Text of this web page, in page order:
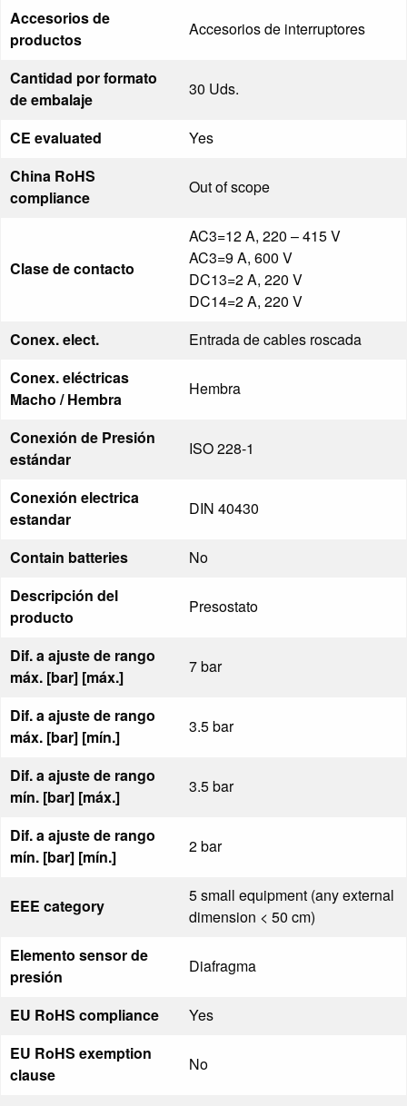
Accesorios de
productos
Accesorios de interruptores
Cantidad por formato
de embalaje
30 Uds.
CE evaluated
Yes
China RoHS
compliance
Out of scope
Clase de contacto
AC3=12 A, 220 – 415 V
AC3=9 A, 600 V
DC13=2 A, 220 V
DC14=2 A, 220 V
Conex. elect.
Entrada de cables roscada
Conex. eléctricas
Macho / Hembra
Hembra
Conexión de Presión
estándar
ISO 228-1
Conexión electrica
estandar
DIN 40430
Contain batteries
No
Descripción del
producto
Presostato
Dif. a ajuste de rango
máx. [bar] [máx.]
7 bar
Dif. a ajuste de rango
máx. [bar] [mín.]
3.5 bar
Dif. a ajuste de rango
mín. [bar] [máx.]
3.5 bar
Dif. a ajuste de rango
mín. [bar] [mín.]
2 bar
EEE category
5 small equipment (any external
dimension < 50 cm)
Elemento sensor de
presión
Diafragma
EU RoHS compliance
Yes
EU RoHS exemption
clause
No